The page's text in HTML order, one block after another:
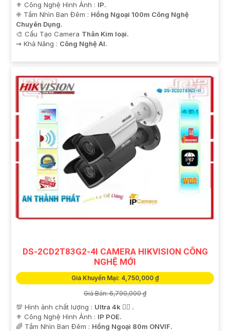
⚜️ Công Nghệ Hình Ảnh : IP.
❈ Tầm Nhìn Ban Đêm : Hồng Ngoại 100m Công Nghệ
Chuyên Dụng.
🎨 Cấu Tạo Camera Thân Kim loại.
️⇝ Khả Năng : Công Nghệ AI.
DS-2CD2T83G2-4I CAMERA HIKVISION CÔNG
NGHỆ MỚI
Giá Khuyến Mại: 4,750,000 ₫
Giá Bán: 6,790,000 ₫
💯 Hình ảnh chất lượng : Ultra 4k 👍🏾 .
⚜️ Công Nghệ Hình Ảnh : IP POE.
🌈 Tầm Nhìn Ban Đêm : Hồng Ngoại 80m ONVIF.